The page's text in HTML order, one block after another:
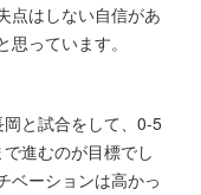
点はしない自信があ
っています。
と試合をして、0-5
進むのが目標でし
ベーションは高かっ